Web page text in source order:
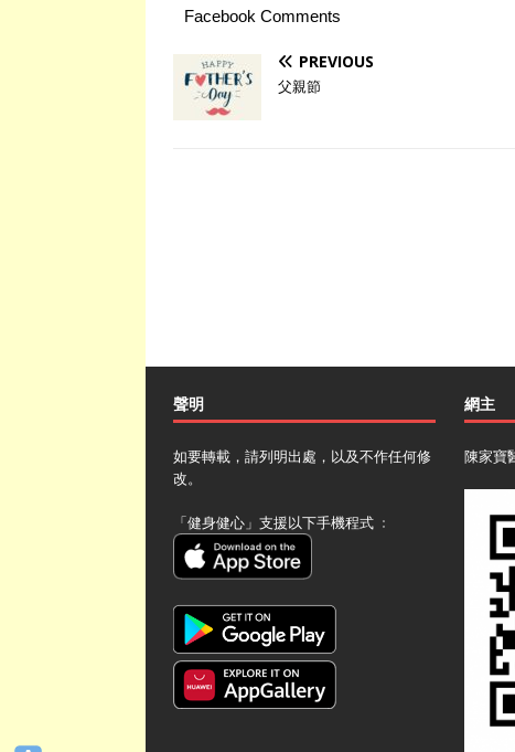
Facebook Comments
PREVIOUS
父親節
聲明
如要轉載，請列明出處，以及不作任何修
改。
「健身健心」支援以下手機程式 ﹕
網主
陳家寶